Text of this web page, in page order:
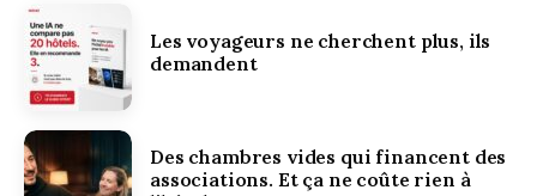
Les voyageurs ne cherchent plus, ils
demandent
Des chambres vides qui financent des
associations. Et ça ne coûte rien à